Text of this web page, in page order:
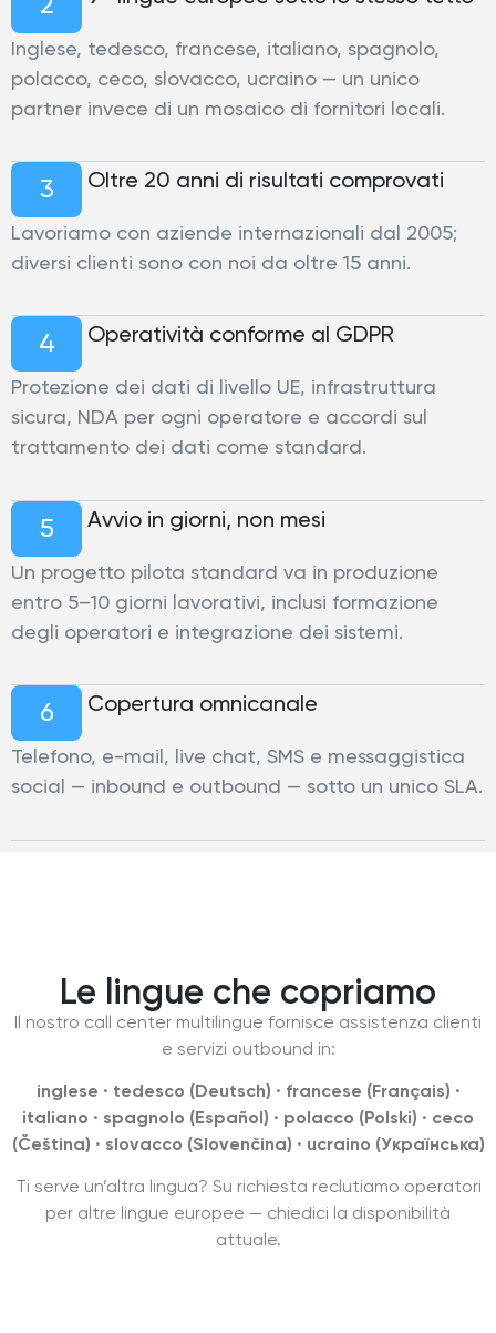
Inglese, tedesco, francese, italiano, spagnolo,
polacco, ceco, slovacco, ucraino — un unico
partner invece di un mosaico di fornitori locali.
3 Oltre 20 anni di risultati comprovati
Lavoriamo con aziende internazionali dal 2005;
diversi clienti sono con noi da oltre 15 anni.
4 Operatività conforme al GDPR
Protezione dei dati di livello UE, infrastruttura
sicura, NDA per ogni operatore e accordi sul
trattamento dei dati come standard.
5 Avvio in giorni, non mesi
Un progetto pilota standard va in produzione
entro 5–10 giorni lavorativi, inclusi formazione
degli operatori e integrazione dei sistemi.
6 Copertura omnicanale
Telefono, e-mail, live chat, SMS e messaggistica
social — inbound e outbound — sotto un unico SLA.
Le lingue che copriamo
Il nostro call center multilingue fornisce assistenza clienti
e servizi outbound in:
inglese · tedesco (Deutsch) · francese (Français) ·
italiano · spagnolo (Español) · polacco (Polski) · ceco
(Čeština) · slovacco (Slovenčina) · ucraino (Українська)
Ti serve un’altra lingua? Su richiesta reclutiamo operatori
per altre lingue europee — chiedici la disponibilità
attuale.